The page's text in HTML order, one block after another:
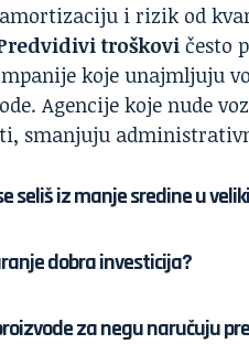
i rizik od
troškovi često
koje unajmljuju
Agencije koje nude
smanjuju
seliš iz manje sredine u
dobra investicija?
za negu naručuju